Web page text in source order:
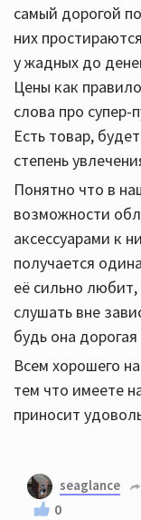
самый дорогой
них
у жадных до
Цены как
слова про супер-
Есть товар,
степень
Понятно что в
возможности
аксессуарами к
получается
её сильно
слушать вне
будь она
Всем хорошего
тем что имеете
приносит
seaglance
0